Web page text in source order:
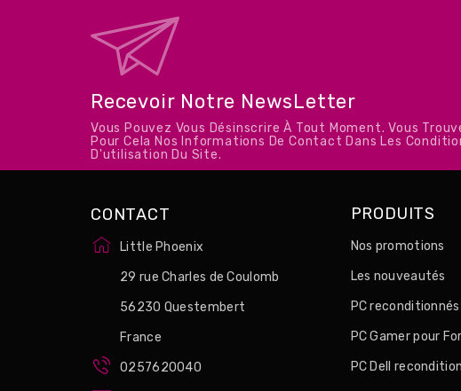
Recevoir Notre NewsLetter
Vous Pouvez Vous Désinscrire À Tout Moment. Vous
Pour Cela Nos Informations De Contact Dans Les
D'utilisation Du Site.
CONTACT
Little Phoenix
29 rue Charles de Coulomb
56230 Questembert
France
0257620040
PRODUITS
Nos promotions
Les nouveautés
PC reconditionnés
PC Gamer pour
PC Dell